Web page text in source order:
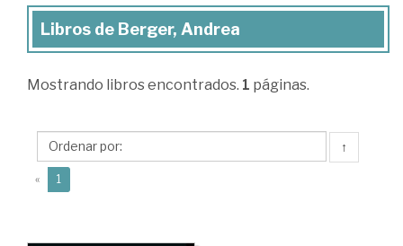
Libros
Berger,
Libros de Berger, Andrea
Mostrando libros encontrados. 1 páginas.
↑
« 1